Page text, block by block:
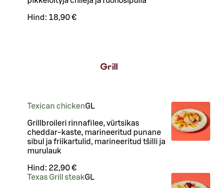
Hind: 18,90 €
Grill
Texican chickenGL
Grillbroileri rinnafilee, vürtsikas
cheddar-kaste, marineeritud punane
sibul ja friikartulid, marineeritud tšilli ja
murulauk
Hind: 22,90 €
Texas Grill steakGL